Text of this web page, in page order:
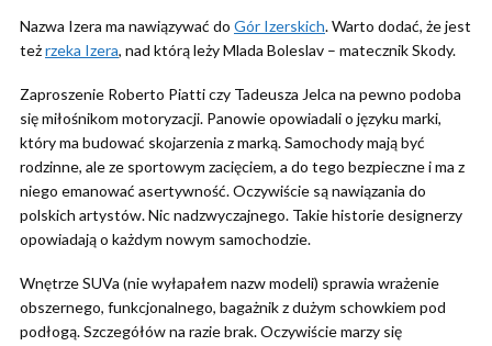
Nazwa Izera ma nawiązywać do Gór Izerskich. Warto dodać, że jest
teżrzeka Izera, nad którą leży Mlada Boleslav – matecznik Skody.
Zaproszenie Roberto Piatti czy Tadeusza Jelca na pewno podoba
się miłośnikom motoryzacji. Panowie opowiadali o języku marki,
który ma budować skojarzenia z marką. Samochody mają być
rodzinne, ale ze sportowym zacięciem, a do tego bezpieczne i ma z
niego emanować asertywność. Oczywiście są nawiązania do
polskich artystów. Nic nadzwyczajnego. Takie historie designerzy
opowiadają o każdym nowym samochodzie.
Wnętrze SUVa (nie wyłapałem nazw modeli) sprawia wrażenie
obszernego, funkcjonalnego, bagażnik z dużym schowkiem pod
podłogą. Szczegółów na razie brak. Oczywiście marzy się